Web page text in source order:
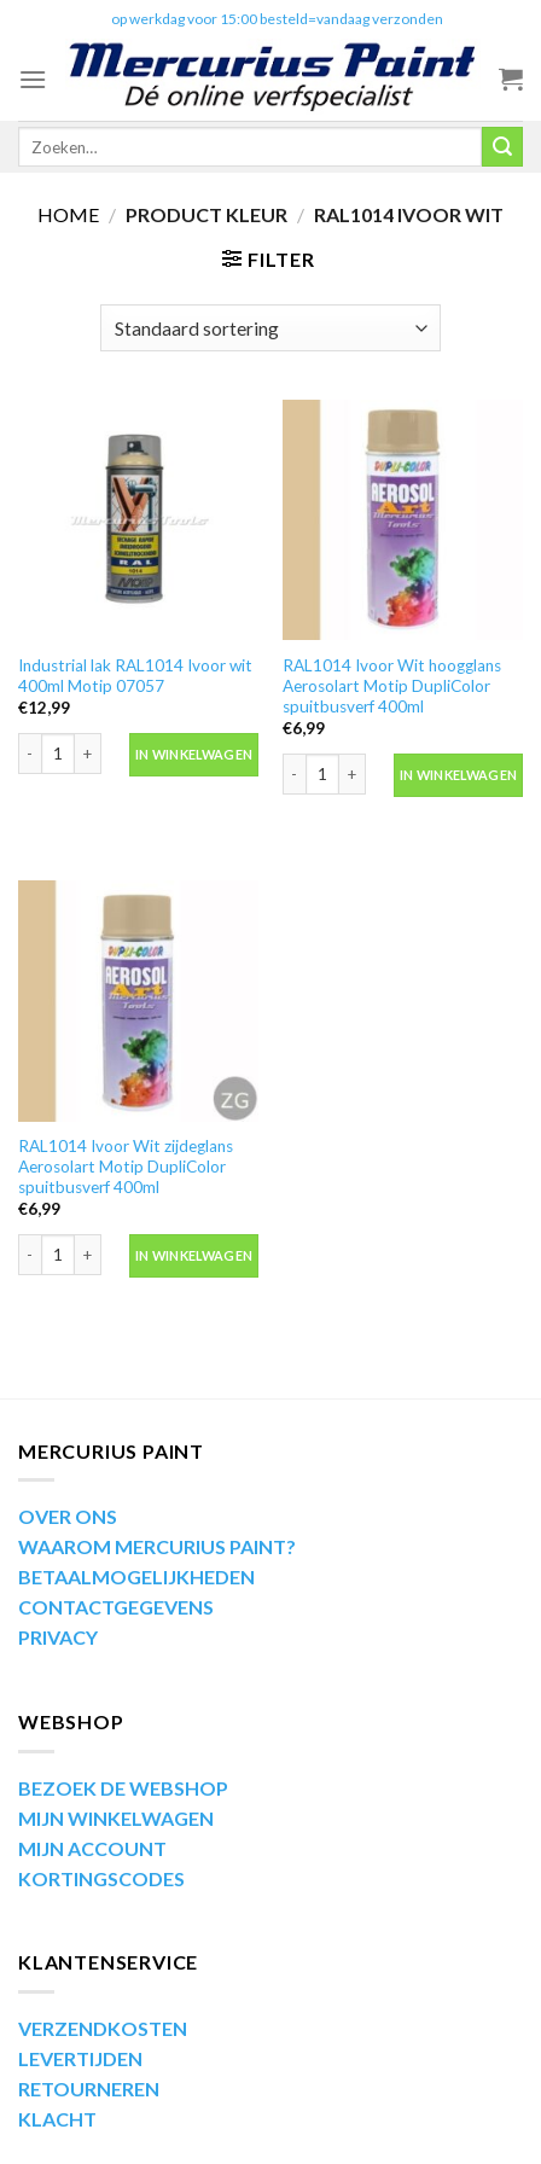
content
op werkdag voor 15:00 besteld=vandaag verzonden
Zoeken
HOME / PRODUCT KLEUR / RAL1014 IVOOR WIT
FILTER
Industrial lak RAL1014 Ivoor wit
400ml Motip 07057
€12,99
IN WINKELWAGEN
RAL1014 Ivoor Wit hoogglans
Aerosolart Motip DupliColor
spuitbusverf 400ml
€6,99
IN WINKELWAGEN
RAL1014 Ivoor Wit zijdeglans
Aerosolart Motip DupliColor
spuitbusverf 400ml
€6,99
RAL1014 Ivoor Wit zijdeglans Aerosolart Motip DupliColor spuitbusverf
IN WINKELWAGEN
MERCURIUS PAINT
OVER ONS
WAAROM MERCURIUS PAINT?
BETAALMOGELIJKHEDEN
CONTACTGEGEVENS
PRIVACY
WEBSHOP
BEZOEK DE WEBSHOP
MIJN WINKELWAGEN
MIJN ACCOUNT
KORTINGSCODES
KLANTENSERVICE
VERZENDKOSTEN
LEVERTIJDEN
RETOURNEREN
KLACHT